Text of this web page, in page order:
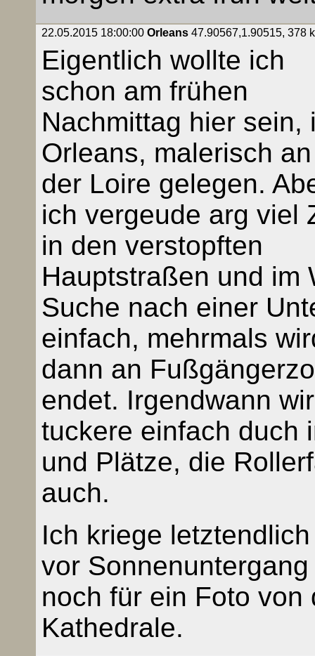
22.05.2015 18:00:00 Orleans47.90567,1.90515, 378
Eigentlich wollte ich
schon am frühen
Nachmittag hier sein,
Orleans, malerisch an
der Loire gelegen.
ich vergeude arg viel
in den verstopften
Hauptstraßen und im
Suche nach einer
einfach, mehrmals
dann an
endet. Irgendwann
tuckere einfach duch
und Plätze, die
auch.
Ich kriege
vor
noch für ein Foto
Kathedrale.